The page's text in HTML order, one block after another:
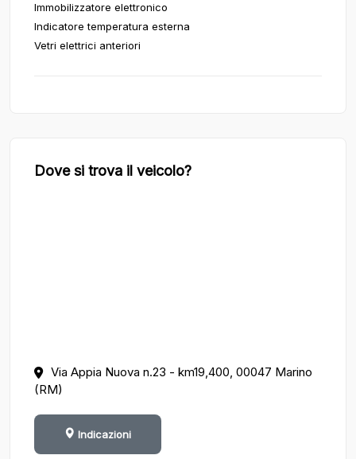
Immobilizzatore elettronico
Indicatore temperatura esterna
Vetri elettrici anteriori
Dove si trova il veicolo?
Via Appia Nuova n.23 - km19,400, 00047 Marino
(RM)
Indicazioni